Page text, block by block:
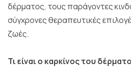
δέρματος, τους παράγοντες
σύγχρονες θεραπευτικές
ζωές.
Τι είναι ο καρκίνος του